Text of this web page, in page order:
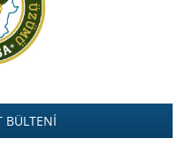
BÜLTENİ